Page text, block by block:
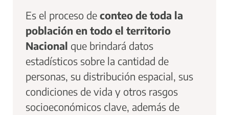
Es el proceso de conteo de toda la
población en todo el territorio
Nacional que brindará datos
estadísticos sobre la cantidad de
personas, su distribución espacial, sus
condiciones de vida y otros rasgos
socioeconómicos clave, además de